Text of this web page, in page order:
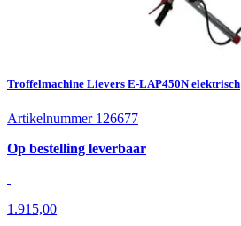
Troffelmachine Lievers E-LAP450N elektrisch
Artikelnummer 126677
Op bestelling leverbaar
1.915,00